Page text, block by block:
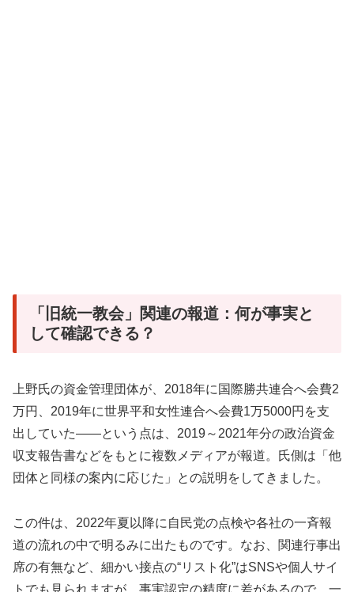
「旧統一教会」関連の報道：何が事実と
して確認できる？
上野氏の資金管理団体が、2018年に国際勝共連合へ会費2
万円、2019年に世界平和女性連合へ会費1万5000円を支
出していた――という点は、2019～2021年分の政治資金
収支報告書などをもとに複数メディアが報道。氏側は「他
団体と同様の案内に応じた」との説明をしてきました。
この件は、2022年夏以降に自民党の点検や各社の一斉報
道の流れの中で明るみに出たものです。なお、関連行事出
席の有無など、細かい接点の“リスト化”はSNSや個人サイ
トでも見られますが、事実認定の精度に差があるので、一